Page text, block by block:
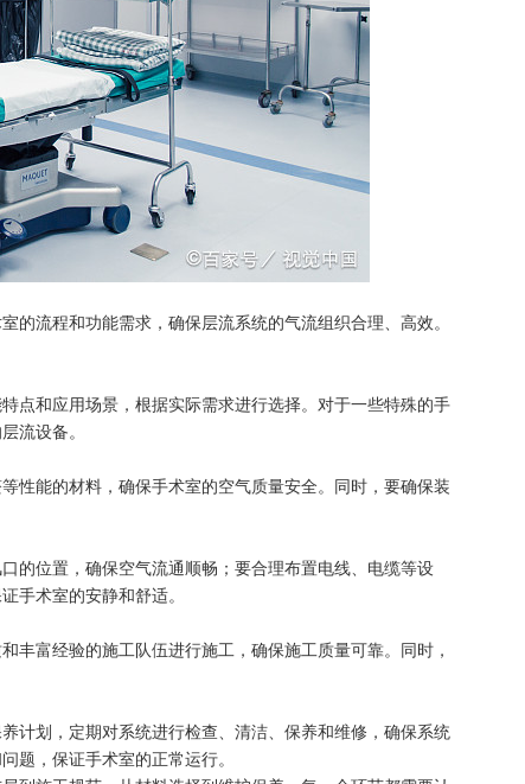
的流程和功能需求，确保层流系统的气流组织合理、高效。
点和应用场景，根据实际需求进行选择。对于一些特殊的手
流设备。
性能的材料，确保手术室的空气质量安全。同时，要确保装
的位置，确保空气流通顺畅；要合理布置电线、电缆等设
手术室的安静和舒适。
丰富经验的施工队伍进行施工，确保施工质量可靠。同时，
计划，定期对系统进行检查、清洁、保养和维修，确保系统
题，保证手术室的正常运行。